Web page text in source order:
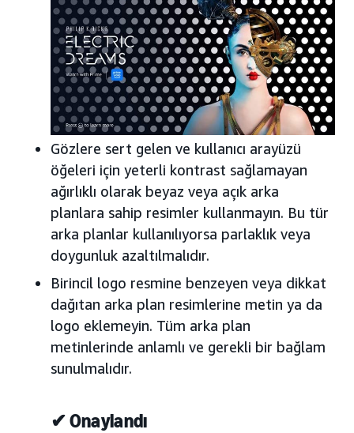
Gözlere sert gelen ve kullanıcı arayüzü
öğeleri için yeterli kontrast sağlamayan
ağırlıklı olarak beyaz veya açık arka
planlara sahip resimler kullanmayın. Bu tür
arka planlar kullanılıyorsa parlaklık veya
doygunluk azaltılmalıdır.
Birincil logo resmine benzeyen veya dikkat
dağıtan arka plan resimlerine metin ya da
logo eklemeyin. Tüm arka plan
metinlerinde anlamlı ve gerekli bir bağlam
sunulmalıdır.
✔ Onaylandı